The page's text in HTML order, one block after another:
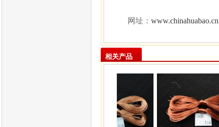
网址：www.chinahuabao.cn
相关产品